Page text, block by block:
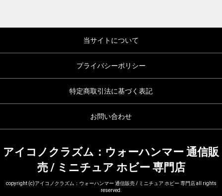
当サイトについて
プライバシーポリシー
特定商取引法に基づく表記
お問い合わせ
アイコノクラズム：ウォーハンマー 通信販
売 / ミニチュア ホビー 専門店
copyright (c)アイコノクラズム：ウォーハンマー 通信販売 / ミニチュア ホビー 専門店 all rights
reserved.